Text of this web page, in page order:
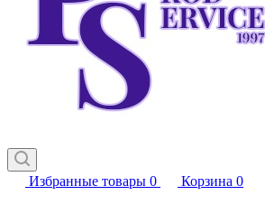
Избранные товары 0 Корзина 0